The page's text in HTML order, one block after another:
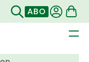
ABO